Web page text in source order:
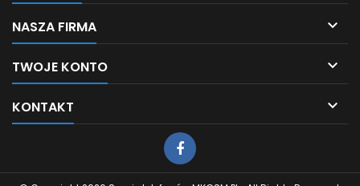
NASZA FIRMA 
TWOJE KONTO 
KONTAKT 